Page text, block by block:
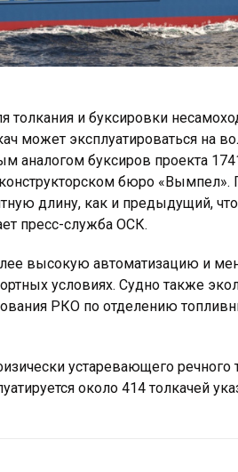
толкания и буксировки
может эксплуатироваться на
аналогом буксиров проекта
бюро «Вымпел».
длину, как и предыдущий, что
пресс-служба ОСК.
высокую автоматизацию и
условиях. Судно также
РКО по отделению
устаревающего речного
около 414 толкачей